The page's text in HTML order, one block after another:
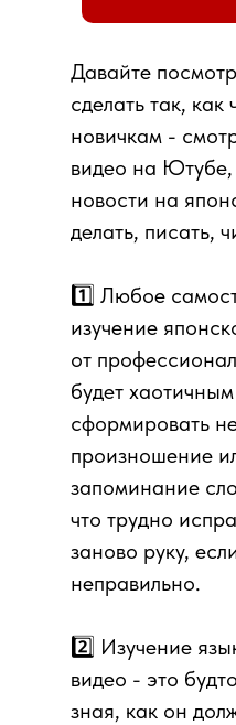
Давайте
сделать так,
новичкам -
видео на Ютубе,
новости на
делать, писать,
1️⃣ Любое
изучение
от
будет
сформировать
произношение
запоминание
что трудно
заново руку,
неправильно.
2️⃣ Изучение
видео - это
зная, как он